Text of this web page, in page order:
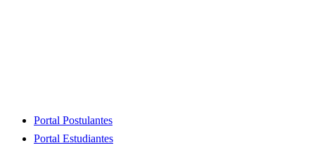
Close
Portal Postulantes
Portal Estudiantes